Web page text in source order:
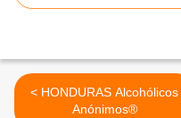
< HONDURAS Alcohólicos
Anónimos®